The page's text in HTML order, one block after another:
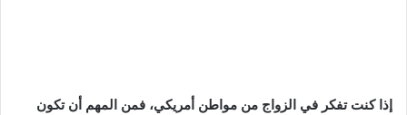
إذا كنت تفكر في الزواج من مواطن أمريكي، فمن المهم أن تكون